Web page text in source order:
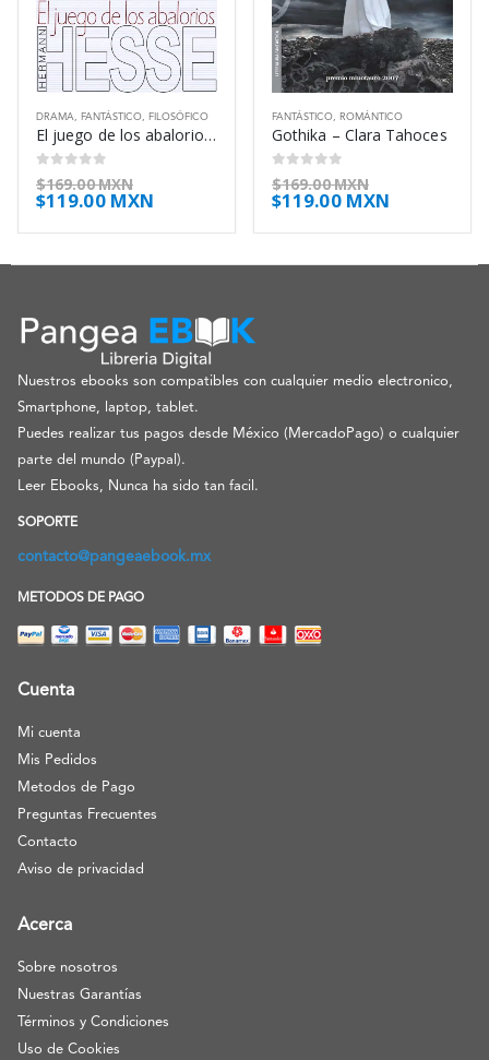
DRAMA, FANTÁSTICO, FILOSÓFICO
El juego de los abalorios – Hermann Hesse
0out of 5
$169.00 MXN
$119.00 MXN
FANTÁSTICO, ROMÁNTICO
Gothika – Clara Tahoces
0out of 5
$169.00 MXN
$119.00 MXN
Nuestros ebooks son compatibles con cualquier medio electronico,
Smartphone, laptop, tablet.
Puedes realizar tus pagos desde México (MercadoPago) o cualquier
parte del mundo (Paypal).
Leer Ebooks, Nunca ha sido tan facil.
SOPORTE
contacto@pangeaebook.mx
METODOS DE PAGO
Cuenta
Mi cuenta
Mis Pedidos
Metodos de Pago
Preguntas Frecuentes
Contacto
Aviso de privacidad
Acerca
Sobre nosotros
Nuestras Garantías
Términos y Condiciones
Uso de Cookies